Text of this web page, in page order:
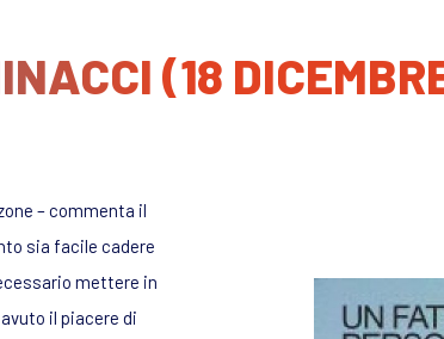
(18
– commenta il
sia facile cadere
mettere in
il piacere di